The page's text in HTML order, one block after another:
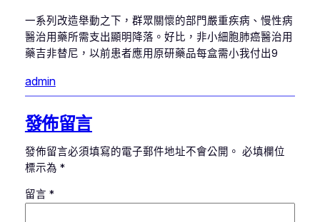
一系列改造舉動之下，群眾關懷的部門嚴重疾病、慢性病
醫治用藥所需支出顯明降落。好比，非小細胞肺癌醫治用
藥吉非替尼，以前患者應用原研藥品每盒需小我付出9
admin
發佈留言
發佈留言必須填寫的電子郵件地址不會公開。 必填欄位
標示為 *
留言 *